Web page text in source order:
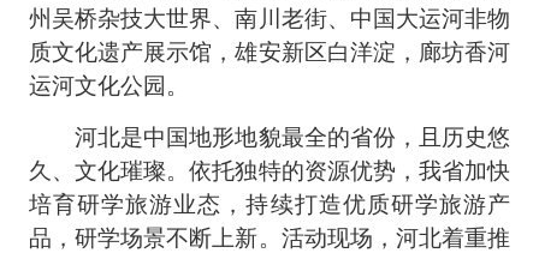
州吴桥杂技大世界、南川老街、中国大运河非物
质文化遗产展示馆，雄安新区白洋淀，廊坊香河
运河文化公园。
河北是中国地形地貌最全的省份，且历史悠
久、文化璀璨。依托独特的资源优势，我省加快
培育研学旅游业态，持续打造优质研学旅游产
品，研学场景不断上新。活动现场，河北着重推